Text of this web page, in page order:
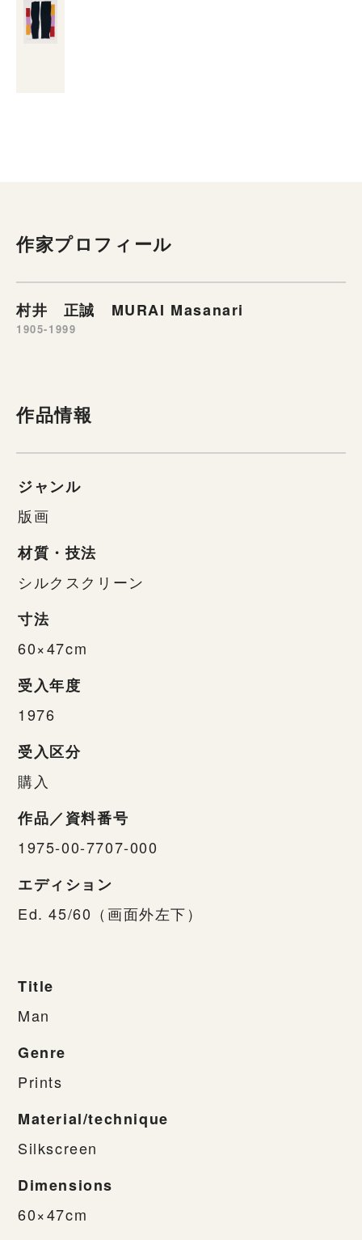
作家プロフィール
村井 正誠 MURAI Masanari
1905-1999
作品情報
ジャンル
版画
材質・技法
シルクスクリーン
寸法
60×47cm
受入年度
1976
受入区分
購入
作品／資料番号
1975-00-7707-000
エディション
Ed. 45/60（画面外左下）
Title
Man
Genre
Prints
Material/technique
Silkscreen
Dimensions
60×47cm